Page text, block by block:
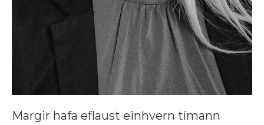
Margir hafa eflaust einhvern tímann